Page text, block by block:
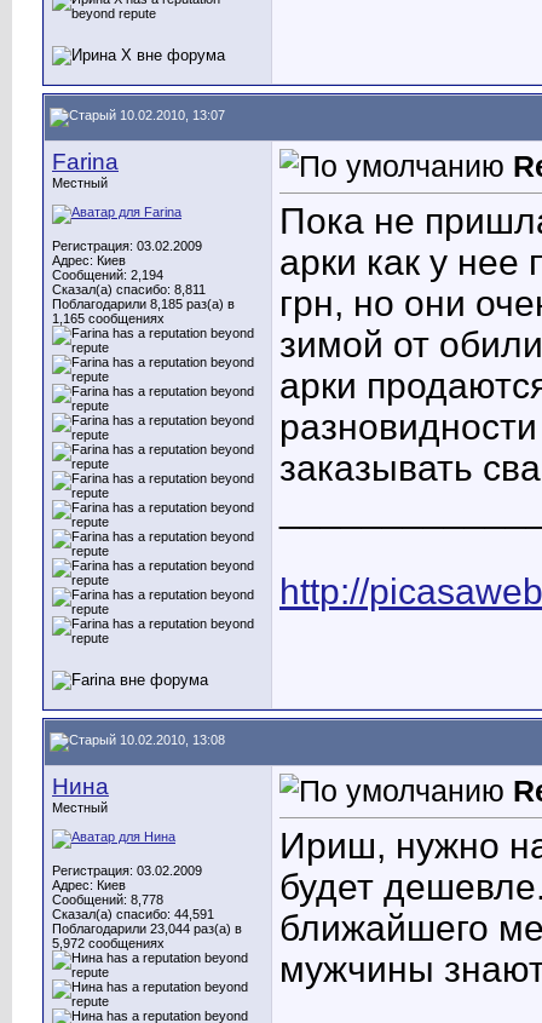
10.02.2010, 13:07
Farina
Местный
Регистрация: 03.02.2009
Адрес: Киев
Сообщений: 2,194
Сказал(а) спасибо: 8,811
Поблагодарили 8,185 раз(а) в
1,165 сообщениях
Пока не
арки как у
грн, но они
зимой от
арки
заказывать
http://
10.02.2010, 13:08
Нина
Местный
Регистрация: 03.02.2009
Адрес: Киев
Сообщений: 8,778
Сказал(а) спасибо: 44,591
Поблагодарили 23,044 раз(а) в
5,972 сообщениях
Ириш, нужно
будет
ближайшего
мужчины